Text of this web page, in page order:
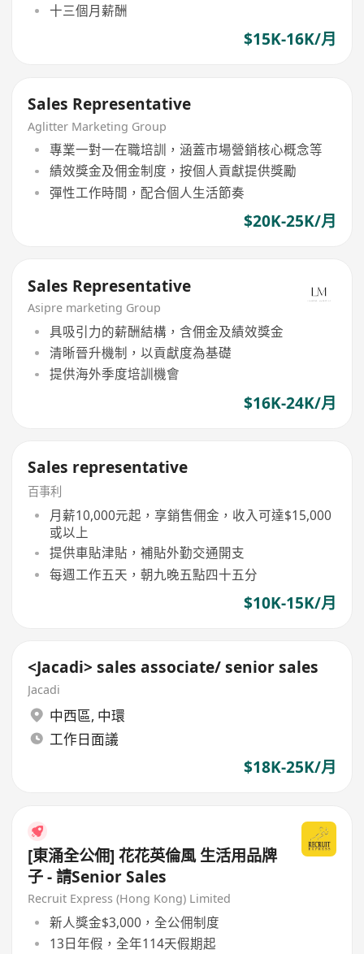
十三個月薪酬
$15K-16K/月
Sales Representative
Aglitter Marketing Group
專業一對一在職培訓，涵蓋市場營銷核心概念等
績效獎金及佣金制度，按個人貢獻提供獎勵
彈性工作時間，配合個人生活節奏
$20K-25K/月
Sales Representative
Asipre marketing Group
具吸引力的薪酬結構，含佣金及績效獎金
清晰晉升機制，以貢獻度為基礎
提供海外季度培訓機會
$16K-24K/月
Sales representative
百事利
月薪10,000元起，享銷售佣金，收入可達$15,000
或以上
提供車貼津貼，補貼外勤交通開支
每週工作五天，朝九晚五點四十五分
$10K-15K/月
<Jacadi> sales associate/ senior sales
Jacadi
中西區, 中環
工作日面議
$18K-25K/月
[東涌全公佣] 花花英倫風 生活用品牌
子 - 請Senior Sales
Recruit Express (Hong Kong) Limited
新人獎金$3,000，全公佣制度
13日年假，全年114天假期起